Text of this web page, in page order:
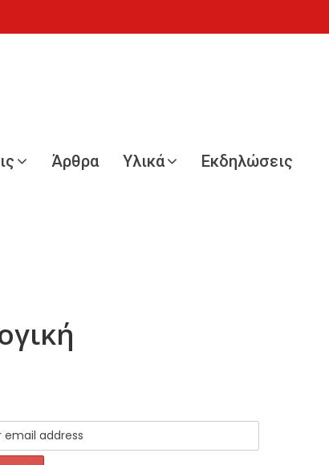
Άρθρα Υλικά Εκδηλώσεις